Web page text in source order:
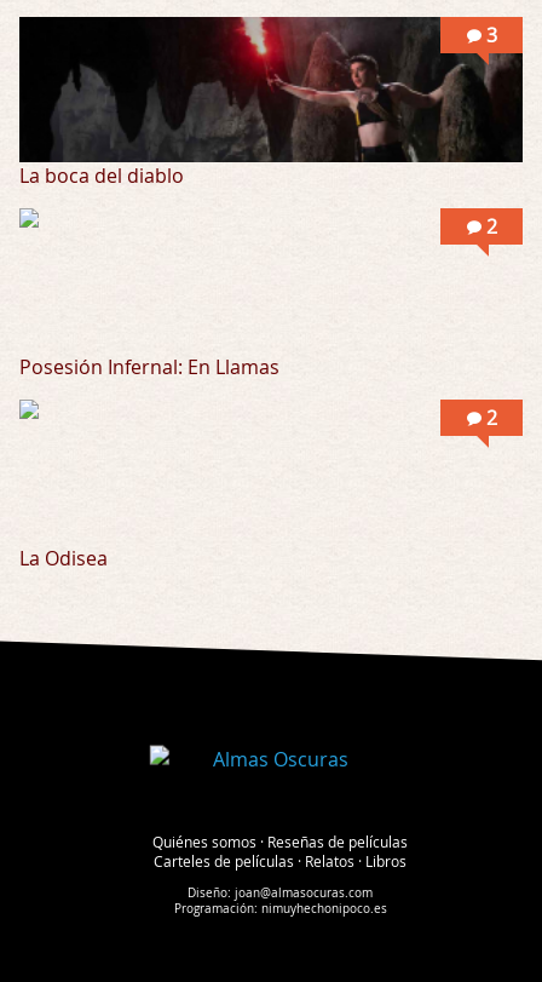
3
La boca del diablo
2
Posesión Infernal: En Llamas
2
La Odisea
Quiénes somos · Reseñas de películas
Carteles de películas · Relatos · Libros
Diseño:joan@almasocuras.com
Programación: nimuyhechonipoco.es